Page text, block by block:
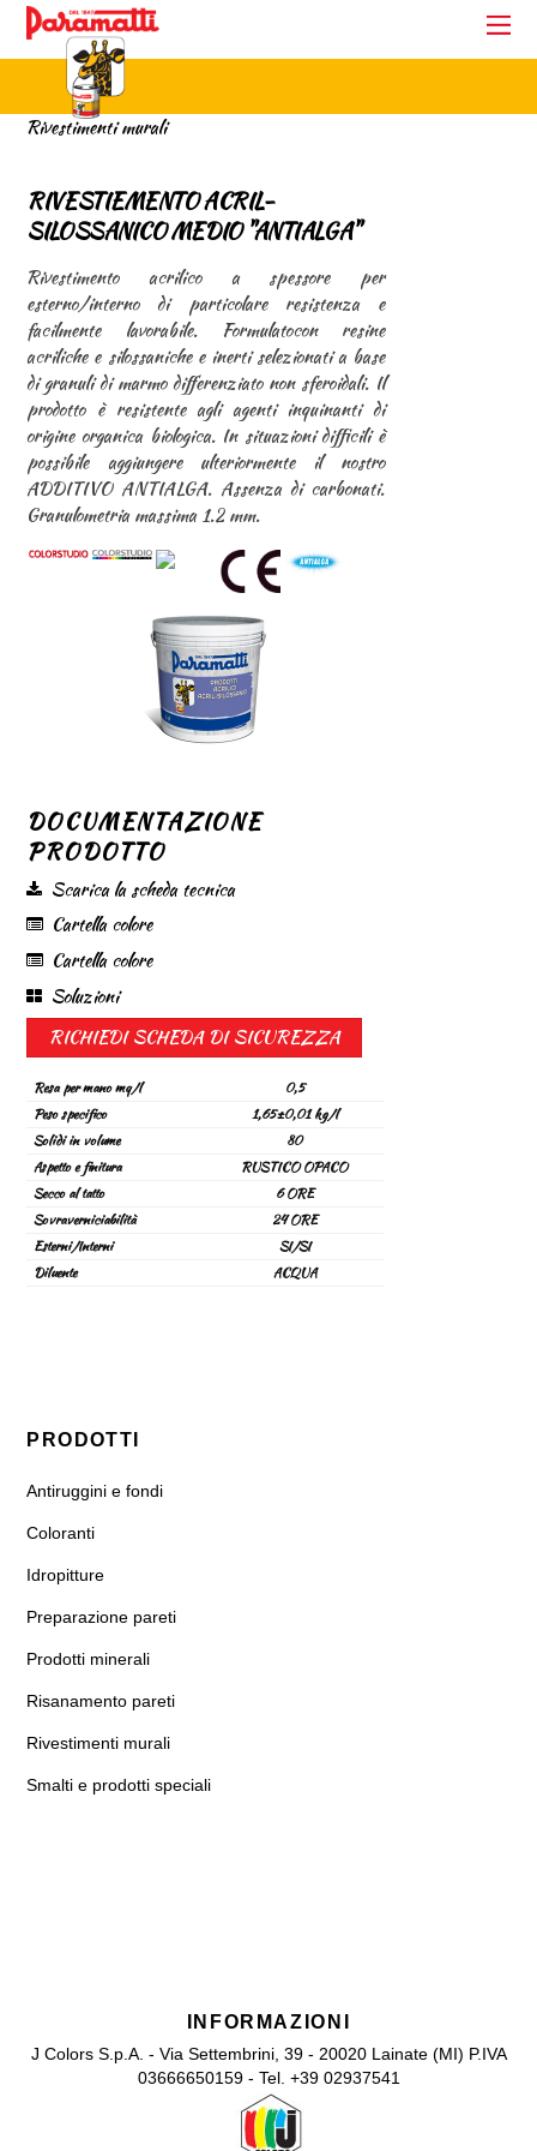
Rivestimenti murali
RIVESTIEMENTO ACRIL-
SILOSSANICO MEDIO "ANTIALGA"
Rivestimento acrilico a spessore per
esterno/interno di particolare resistenza e
facilmente lavorabile. Formulatocon resine
acriliche e silossaniche e inerti selezionati a base
di granuli di marmo differenziato non sferoidali. Il
prodotto è resistente agli agenti inquinanti di
origine organica biologica. In situazioni difficili è
possibile aggiungere ulteriormente il nostro
ADDITIVO ANTIALGA. Assenza di carbonati.
Granulometria massima 1.2 mm.
DOCUMENTAZIONE
PRODOTTO
Scarica la scheda tecnica
Cartella colore
Cartella colore
Soluzioni
RICHIEDI SCHEDA DI SICUREZZA
Resa per mano mq/l
0,5
Peso specifico
1,65±0,01 kg/l
Solidi in volume
80
Aspetto e finitura
RUSTICO OPACO
Secco al tatto
6 ORE
Sovraverniciabilità
24 ORE
Esterni/Interni
SI/SI
Diluente
ACQUA
PRODOTTI
Antiruggini e fondi
Coloranti
Idropitture
Preparazione pareti
Prodotti minerali
Risanamento pareti
Rivestimenti murali
Smalti e prodotti speciali
INFORMAZIONI
J Colors S.p.A. - Via Settembrini, 39 - 20020 Lainate (MI) P.IVA
03666650159 - Tel. +39 02937541